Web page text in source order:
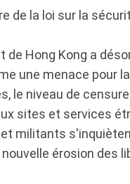
de la loi sur la
de Hong Kong a
une menace pour
le niveau de
sites et services
militants
érosion des